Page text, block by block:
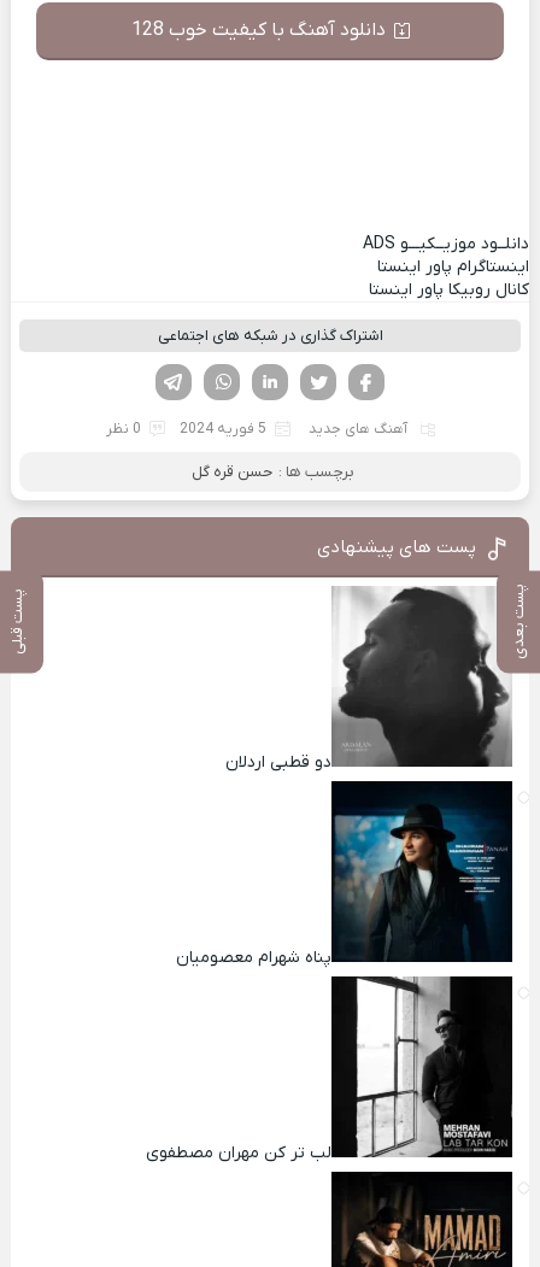
پست بعدی پست قبلی
دانلود آهنگ با کیفیت خوب 128
دانلــود موزیــکیـــو ADS
اینستاگرام پاور اینستا
کانال روبیکا پاور اینستا
اشتراک گذاری در شبکه های اجتماعی
لینکدین تویتر
فیسوک
آهنگ های جدید 5 فوریه 2024 0 نظر
برچسب ها : حسن قره گل
پست های پیشنهادی
دو قطبی اردلان
پناه شهرام معصومیان
لب تر کن مهران مصطفوی